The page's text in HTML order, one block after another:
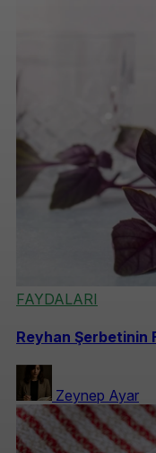
FAYDALARI
Reyhan Şerbetinin
Zeynep Ayar